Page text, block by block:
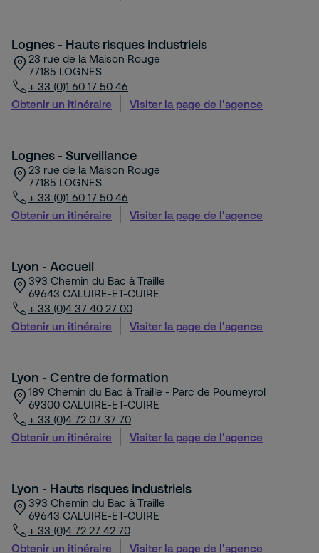
Lognes - Hauts risques industriels
23 rue de la Maison Rouge
77185 LOGNES
+ 33 (0)1 60 17 50 46
Obtenir un itinéraire
Visiter la page de l'agence
Lognes - Surveillance
23 rue de la Maison Rouge
77185 LOGNES
+ 33 (0)1 60 17 50 46
Obtenir un itinéraire
Visiter la page de l'agence
Lyon - Accueil
393 Chemin du Bac à Traille
69643 CALUIRE-ET-CUIRE
+ 33 (0)4 37 40 27 00
Obtenir un itinéraire
Visiter la page de l'agence
Lyon - Centre de formation
189 Chemin du Bac à Traille - Parc de Poumeyrol
69300 CALUIRE-ET-CUIRE
+ 33 (0)4 72 07 37 70
Obtenir un itinéraire
Visiter la page de l'agence
Lyon - Hauts risques industriels
393 Chemin du Bac à Traille
69643 CALUIRE-ET-CUIRE
+ 33 (0)4 72 27 42 70
Obtenir un itinéraire
Visiter la page de l'agence